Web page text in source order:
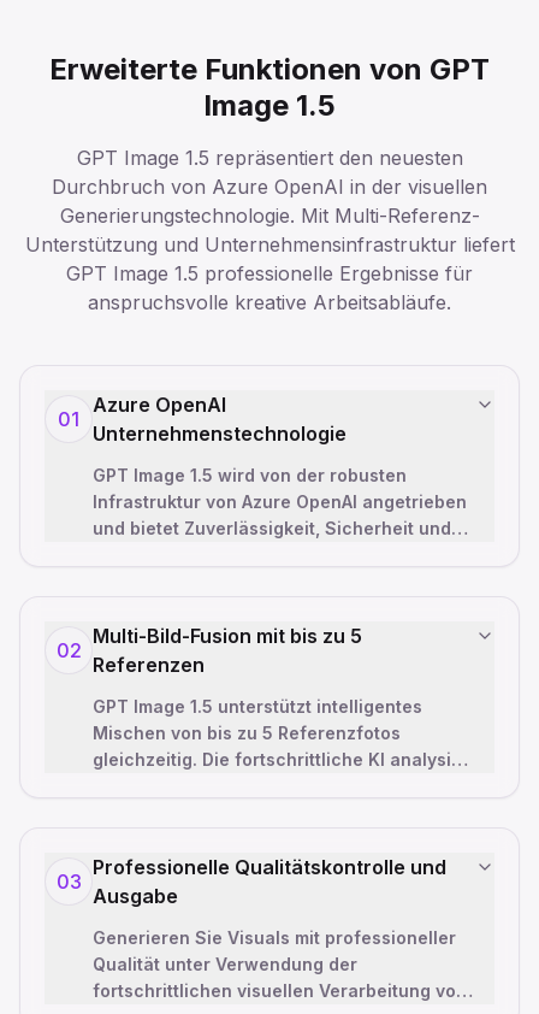
Erweiterte Funktionen von GPT
Image 1.5
GPT Image 1.5 repräsentiert den neuesten
Durchbruch von Azure OpenAI in der visuellen
Generierungstechnologie. Mit Multi-Referenz-
Unterstützung und Unternehmensinfrastruktur liefert
GPT Image 1.5 professionelle Ergebnisse für
anspruchsvolle kreative Arbeitsabläufe.
01
Azure OpenAI
Unternehmenstechnologie
GPT Image 1.5 wird von der robusten
Infrastruktur von Azure OpenAI angetrieben
und bietet Zuverlässigkeit, Sicherheit und
02
Multi-Bild-Fusion mit bis zu 5
Referenzen
GPT Image 1.5 unterstützt intelligentes
Mischen von bis zu 5 Referenzfotos
gleichzeitig. Die fortschrittliche KI analysiert
03
Professionelle Qualitätskontrolle und
Ausgabe
Generieren Sie Visuals mit professioneller
Qualität unter Verwendung der
fortschrittlichen visuellen Verarbeitung von